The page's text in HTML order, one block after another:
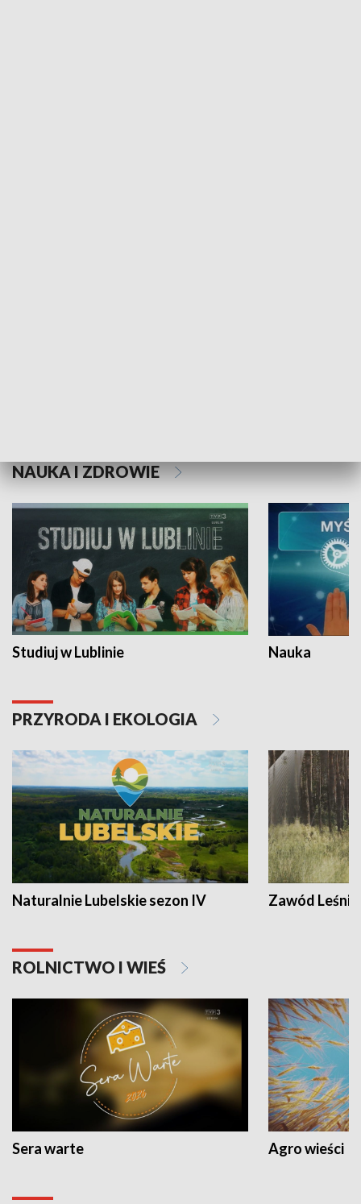
NAUKA I ZDROWIE
Studiuj w Lublinie Nauka
PRZYRODA I EKOLOGIA
Naturalnie Lubelskie sezon IV Zawód Leśnik
ROLNICTWO I WIEŚ
Sera warte Agro wieści